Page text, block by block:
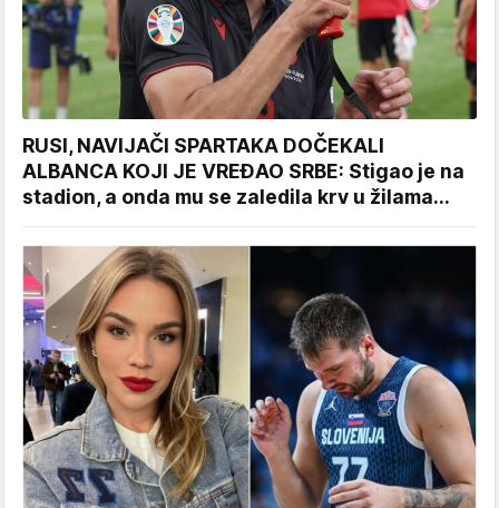
RUSI, NAVIJAČI SPARTAKA DOČEKALI
ALBANCA KOJI JE VREĐAO SRBE: Stigao je na
stadion, a onda mu se zaledila krv u žilama...